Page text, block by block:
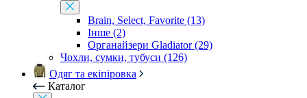
Brain, Select, Favorite (13)
Інше (2)
Органайзери Gladiator (29)
Чохли, сумки, тубуси (126)
Одяг та екіпіровка
Каталог